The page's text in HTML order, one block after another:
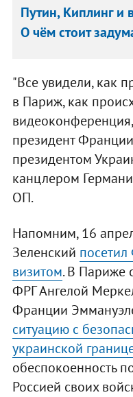
Путин, Киплинг и
О чём стоит
"Все увидели, как
в Париж, как
президент
президентом
канцлером
ОП.
Напомним, 16
Зеленский
визитом. В Париже
ФРГ Ангелой
Франции
ситуацию с
украинской
обеспокоенность
Россией своих